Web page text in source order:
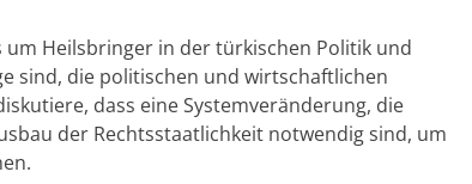
Heilsbringer in der türkischen Politik und
sind, die politischen und wirtschaftlichen
dass eine Systemveränderung, die
der Rechtsstaatlichkeit notwendig sind, um